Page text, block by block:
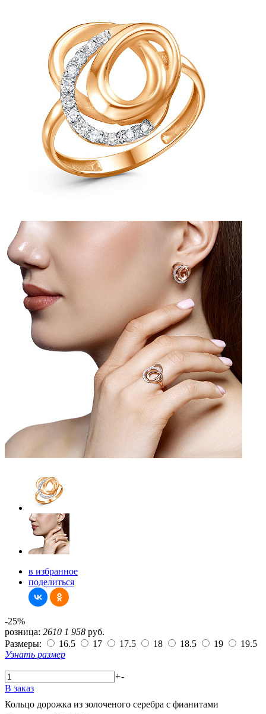
в избранное
поделиться
-25%
розница: 2610 1 958 руб.
Размеры:
16.5 17 17.5 18 18.5 19
19.5
Узнать размер
+-
В заказ
Кольцо дорожка из золоченого серебра с фианитами